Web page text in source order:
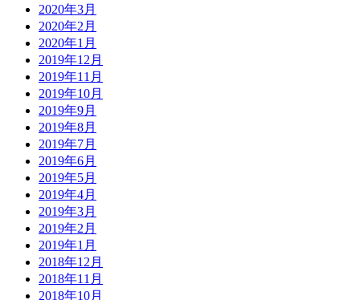
2020年3月
2020年2月
2020年1月
2019年12月
2019年11月
2019年10月
2019年9月
2019年8月
2019年7月
2019年6月
2019年5月
2019年4月
2019年3月
2019年2月
2019年1月
2018年12月
2018年11月
2018年10月